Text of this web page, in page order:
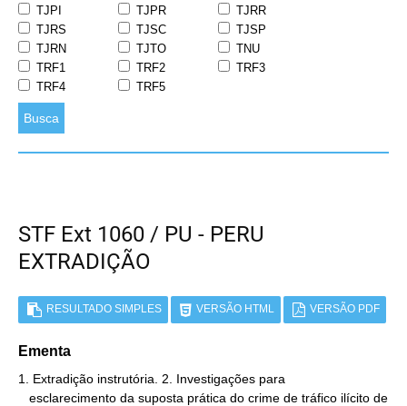
TJPI
TJPR
TJRR
TJRS
TJSC
TJSP
TJRN
TJTO
TNU
TRF1
TRF2
TRF3
TRF4
TRF5
Busca
STF Ext 1060 / PU - PERU
EXTRADIÇÃO
RESULTADO SIMPLES VERSÃO HTML VERSÃO PDF
Ementa
1. Extradição instrutória. 2. Investigações para